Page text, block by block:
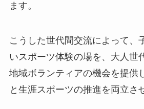
ます。
こうした世代間交流によって、
いスポーツ体験の場を、大人世
地域ボランティアの機会を提供
と生涯スポーツの推進を両立さ